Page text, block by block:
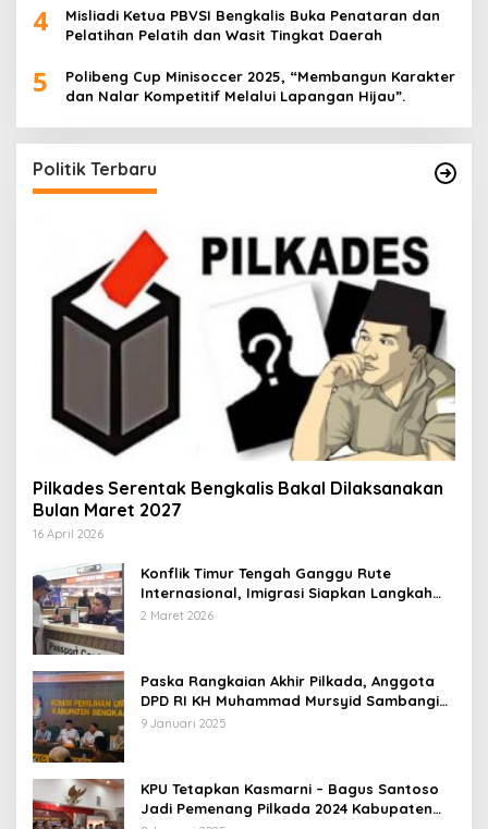
4
Misliadi Ketua PBVSI Bengkalis Buka Penataran dan
Pelatihan Pelatih dan Wasit Tingkat Daerah
5
Polibeng Cup Minisoccer 2025, “Membangun Karakter
dan Nalar Kompetitif Melalui Lapangan Hijau”.
Politik Terbaru
Pilkades Serentak Bengkalis Bakal Dilaksanakan
Bulan Maret 2027
16 April 2026
Konflik Timur Tengah Ganggu Rute
Internasional, Imigrasi Siapkan Langkah
Antisipatif
2 Maret 2026
Paska Rangkaian Akhir Pilkada, Anggota
DPD RI KH Muhammad Mursyid Sambangi
KPU Bengkalis
9 Januari 2025
KPU Tetapkan Kasmarni – Bagus Santoso
Jadi Pemenang Pilkada 2024 Kabupaten